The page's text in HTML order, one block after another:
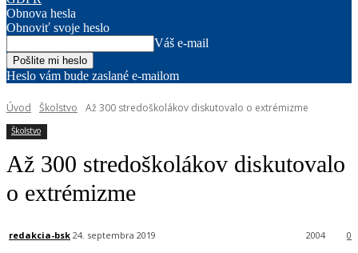
Obnova hesla
Obnoviť svoje heslo
Váš e-mail
Heslo vám bude zaslané e-mailom
Úvod Školstvo Až 300 stredoškolákov diskutovalo o extrémizme
Školstvo
Až 300 stredoškolákov diskutovalo
o extrémizme
redakcia-bsk 24. septembra 2019 0
2004